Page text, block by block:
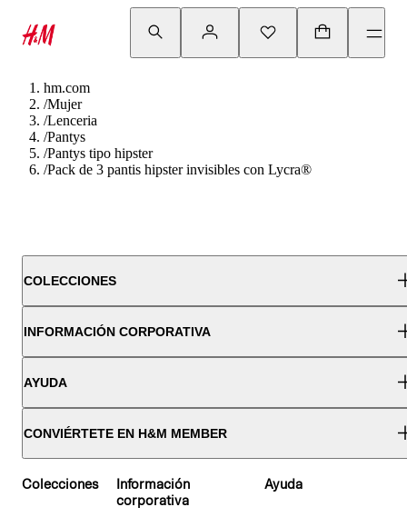
hm.com
/Mujer
/Lenceria
/Pantys
/Pantys tipo hipster
/Pack de 3 pantis hipster invisibles con Lycra®
COLECCIONES
INFORMACIÓN CORPORATIVA
AYUDA
CONVIÉRTETE EN H&M MEMBER
Colecciones
Información
corporativa
Ayuda